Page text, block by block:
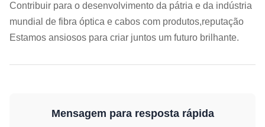
Contribuir para o desenvolvimento da pátria e da indústria
mundial de fibra óptica e cabos com produtos,reputação
Estamos ansiosos para criar juntos um futuro brilhante.
Mensagem para resposta rápida